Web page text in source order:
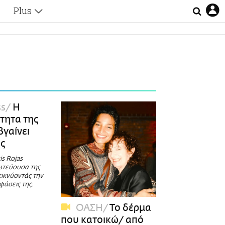
Plus
Οι Αθηναίοι
Απώλειες
Lgbtqi+
Η
της
Rojas
της
την
της.
ΟΑΣΗ
Το δέρμα
που κατοικώ/ από